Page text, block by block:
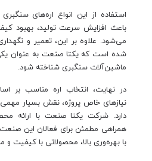
استفاده از این انواع اره‌های
باعث افزایش سرعت تولید، بهبود
می‌شود. علاوه بر این، تعمیر و
شده است که یکتا صنعت به عنوان یکی
ماشین‌آلات سنگبری شناخته شود.
در نهایت، انتخاب اره مناسب
نیازهای خاص پروژه، نقش بسیار
دارد. شرکت یکتا صنعت با ارائه
همراهی مطمئن برای فعالان این صنعت
با بهره‌وری بالا، محصولاتی با کیفیت و